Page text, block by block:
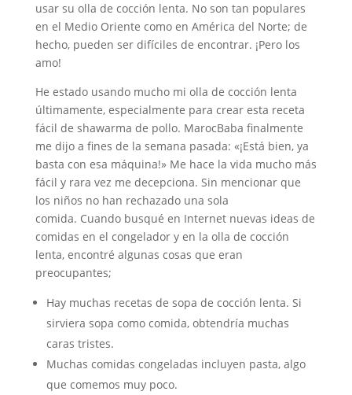
usar su olla de cocción lenta. No son tan populares
en el Medio Oriente como en América del Norte; de ​​
hecho, pueden ser difíciles de encontrar. ¡Pero los
amo!
He estado usando mucho mi olla de cocción lenta
últimamente, especialmente para crear esta receta
fácil de shawarma de pollo. MarocBaba finalmente
me dijo a fines de la semana pasada: «¡Está bien, ya
basta con esa máquina!» Me hace la vida mucho más
fácil y rara vez me decepciona. Sin mencionar que
los niños no han rechazado una sola
comida. Cuando busqué en Internet nuevas ideas de
comidas en el congelador y en la olla de cocción
lenta, encontré algunas cosas que eran
preocupantes;
Hay muchas recetas de sopa de cocción lenta. Si
sirviera sopa como comida, obtendría muchas
caras tristes.
Muchas comidas congeladas incluyen pasta, algo
que comemos muy poco.